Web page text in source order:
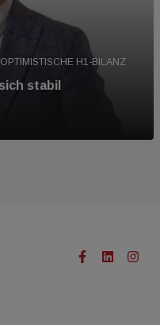
H1-BILANZ
stabil